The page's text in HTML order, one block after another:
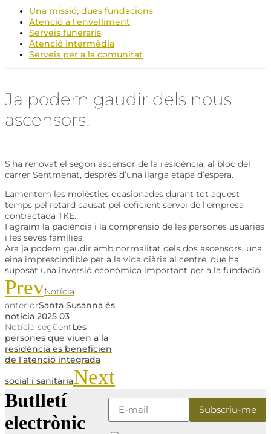
Una missió, dues fundacions
Atenció a l’envelliment
Serveis funeraris
Atenció intermèdia
Serveis per a la comunitat
Ja podem gaudir dels nous
ascensors!
S’ha renovat el segon ascensor de la residència, al bloc del
carrer Sentmenat, després d’una llarga etapa d’espera.
Lamentem les molèsties ocasionades durant tot aquest
temps pel retard causat pel deficient servei de l’empresa
contractada TKE.
I agraïm la paciència i la comprensió de les persones usuàries
i les seves famílies.
Ara ja podem gaudir amb normalitat dels dos ascensors, una
eina imprescindible per a la vida diària al centre, que ha
suposat una inversió econòmica important per a la fundació.
PrevNotícia
anteriorSanta Susanna és
notícia 2025 03
Notícia següentLes
persones que viuen a la
residència es beneficien
de l’atenció integrada
social i sanitàriaNext
Butlletí
electrònic